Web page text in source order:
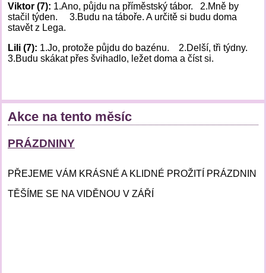
Viktor (7): 1.Ano, půjdu na příměstský tábor. 2.Mně by
stačil týden. 3.Budu na táboře. A určitě si budu doma
stavět z Lega.
Lili (7): 1.Jo, protože půjdu do bazénu. 2.Delší, tři týdny.
3.Budu skákat přes švihadlo, ležet doma a číst si.
Akce na tento měsíc
PRÁZDNINY
PŘEJEME VÁM KRÁSNÉ A KLIDNÉ PROŽITÍ PRÁZDNIN
TĚŠÍME SE NA VIDĚNOU V ZÁŘÍ